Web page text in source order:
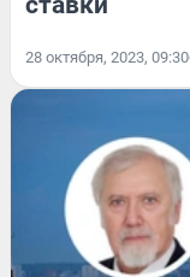
28 октября, 2023, 09:30